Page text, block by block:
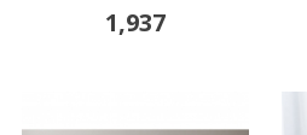
1,937